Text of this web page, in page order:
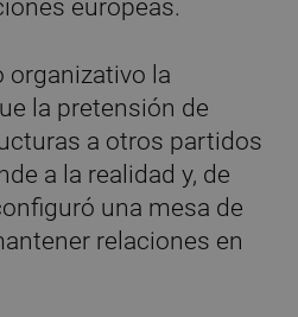
europeas.
organizativo la
la pretensión de
a otros partidos
a la realidad y, de
una mesa de
relaciones en